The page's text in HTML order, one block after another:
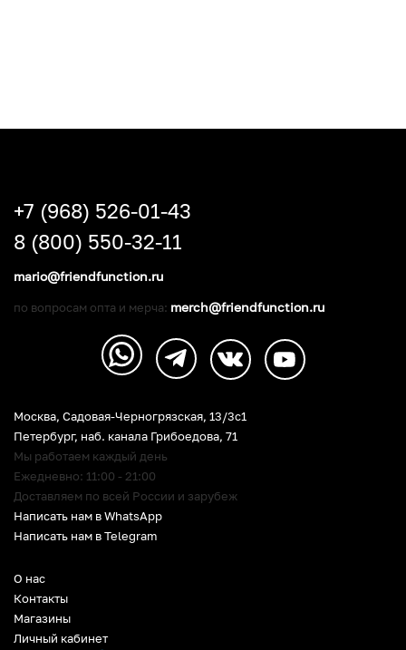
О нас
Контакты
Магазины
Личный кабинет
Москва, Садовая-Черногрязская, 13/3c1
Петербург, наб. канала Грибоедова, 71
Мы работаем каждый день
Ежедневно: 11:00 - 21:00
Доставляем по всей России и зарубеж
Написать нам в WhatsApp
Написать нам в Telegram
+7 (968) 526-01-43
8 (800) 550-32-11
mario@friendfunction.ru
по вопросам опта и мерча: merch@friendfunction.ru